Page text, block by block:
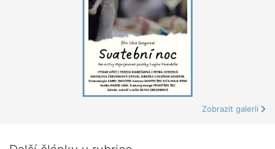
Zobrazit galerii